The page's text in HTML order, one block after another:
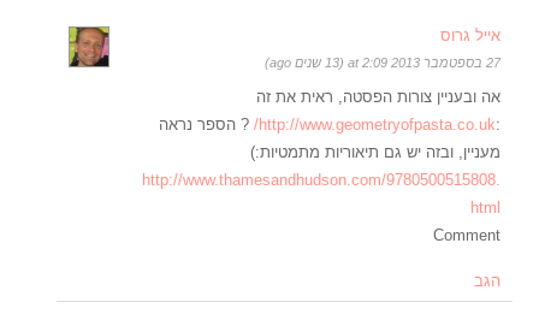
אייל גרוס
27 בספטמבר 2013 at 2:09 (13 שנים ago)
אה ובעניין צורות הפסטה, ראית את זה
:
http://www.geometryofpasta.co.uk/ ? הספר נראה
מעניין, ובזה יש גם תיאוריות מתמטיות:)
http://www.thamesandhudson.com/9780500515808.
html
Comment
הגב